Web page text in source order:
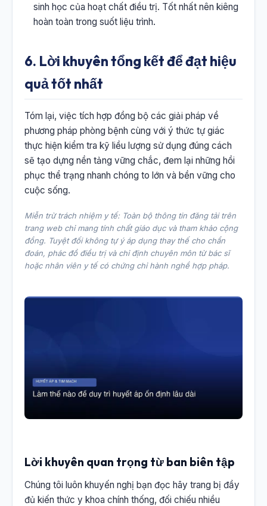
sinh học của hoạt chất điều trị. Tốt nhất nên kiêng
hoàn toàn trong suốt liệu trình.
6. Lời khuyên tổng kết để đạt hiệu
quả tốt nhất
Tóm lại, việc tích hợp đồng bộ các giải pháp về
phương pháp phòng bệnh cùng với ý thức tự giác
thực hiện kiểm tra kỹ liều lượng sử dụng đúng cách
sẽ tạo dựng nền tảng vững chắc, đem lại những hồi
phục thể trạng nhanh chóng to lớn và bền vững cho
cuộc sống.
Miễn trừ trách nhiệm y tế: Toàn bộ thông tin đăng tải trên
trang web chỉ mang tính chất giáo dục và tham khảo cộng
đồng. Tuyệt đối không tự ý áp dụng thay thế cho chẩn
đoán, phác đồ điều trị và chỉ định chuyên môn từ bác sĩ
hoặc nhân viên y tế có chứng chỉ hành nghề hợp pháp.
Lời khuyên quan trọng từ ban biên tập
Chúng tôi luôn khuyến nghị bạn đọc hãy trang bị đầy
đủ kiến thức y khoa chính thống, đối chiếu nhiều